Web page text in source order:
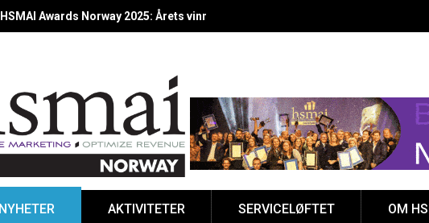
HSMAI Awards Norway 2025: Årets vinnere kåret på Clarion Hotel The HUB
NYHETER AKTIVITETER SERVICELØFTET OM